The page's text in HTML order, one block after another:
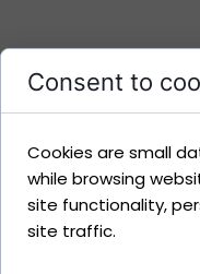
Consent to
Cookies are small
while browsing
site functionality,
site traffic.